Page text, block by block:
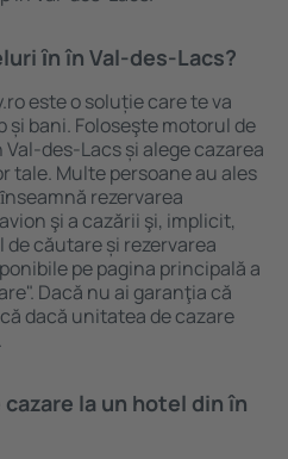
ȋn în Val-des-Lacs?
este o soluție care te va
bani. Foloseşte motorul de
des-Lacs și alege cazarea
tale. Multe persoane au ales
rezervarea
şi a cazării şi, implicit,
căutare și rezervarea
pe pagina principală a
Dacă nu ai garanţia că
dacă unitatea de cazare
la un hotel din în